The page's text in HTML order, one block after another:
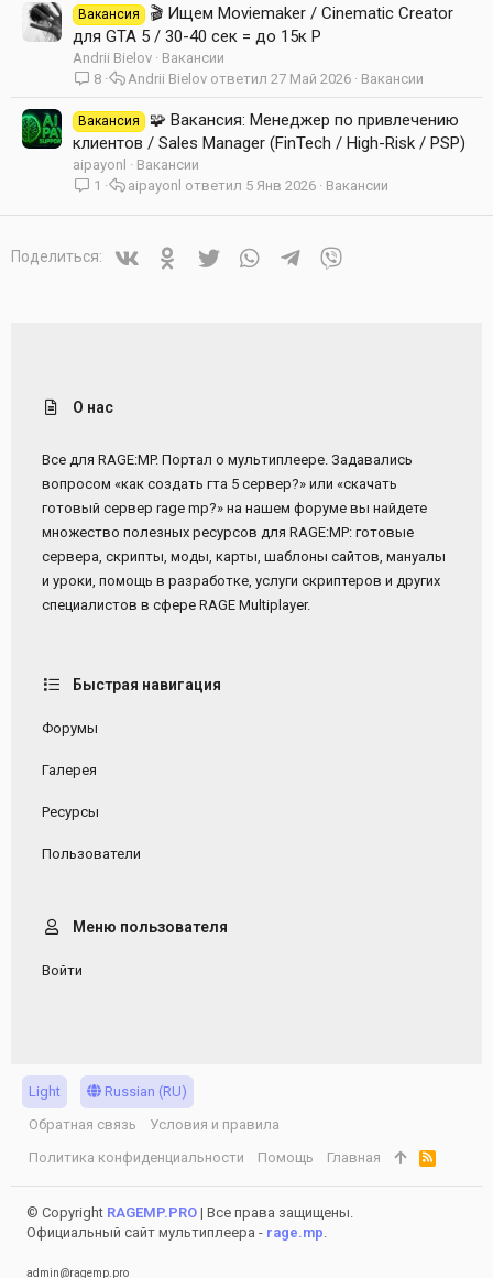
Вакансия
🎬 Ищем Moviemaker / Cinematic Creator
для GTA 5 / 30-40 сек = до 15к Р
Andrii Bielov
Вакансии
8
Вакансии
27 Май 2026
Andrii Bielov
Вакансия
🧩 Вакансия: Менеджер по привлечению
клиентов / Sales Manager (FinTech / High-Risk / PSP)
aipayonl
Вакансии
1
Вакансии
5 Янв 2026
aipayonl
Поделиться: VkontakteOdnoklassniki
Twitter WhatsAppTelegram
О нас
Все для RAGE:MP. Портал о мультиплеере. Задавались
вопросом «как создать гта 5 сервер?» или «скачать
готовый сервер rage mp?» на нашем форуме вы найдете
множество полезных ресурсов для RAGE:MP: готовые
сервера, скрипты, моды, карты, шаблоны сайтов, мануалы
и уроки, помощь в разработке, услуги скриптеров и других
специалистов в сфере RAGE Multiplayer.
Быстрая навигация
Форумы
Галерея
Ресурсы
Пользователи
Меню пользователя
Войти
Light
Russian (RU)
Обратная связь
Условия и правила
Политика конфиденциальности
Помощь Главная
R
S
S
© Copyright RAGEMP.PRO | Все права защищены.
Официальный сайт мультиплеера - rage.mp.
admin@ragemp.pro